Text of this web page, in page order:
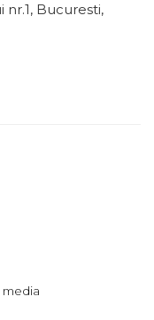
Bucuresti,
media